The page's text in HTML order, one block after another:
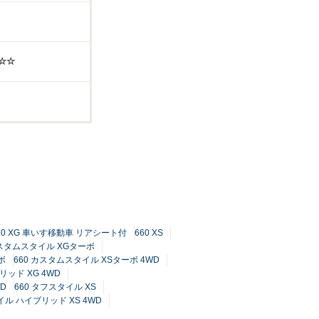
XG 車いす移動車 リアシート付
660 XS
タムスタイル XGターボ
660 カスタムスタイル XSターボ 4WD
ッド XG 4WD
660 タフスタイル XS
ル ハイブリッド XS 4WD